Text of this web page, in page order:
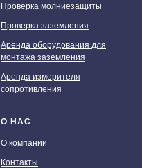
Проверка молниезащиты
Проверка заземления
Аренда оборудования для
монтажа заземления
Аренда измерителя
сопротивления
О НАС
О компании
Контакты